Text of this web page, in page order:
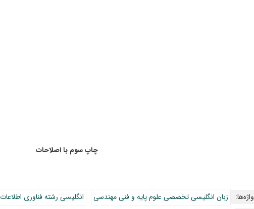
چاپ سوم با اصلاحات
زبان انگلیسی تخصصی علوم پایه و فنی مهندسی
انگلیسی رشته فناوری اطلاعات